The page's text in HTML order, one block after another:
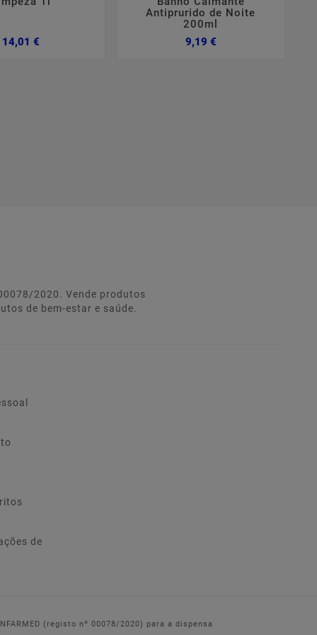
14,01 €
Antiprurido de Noite
200ml
9,19 €Preço
2020. Vende produtos
de bem-estar e saúde.
de
(registo nº 00078/2020) para a dispensa